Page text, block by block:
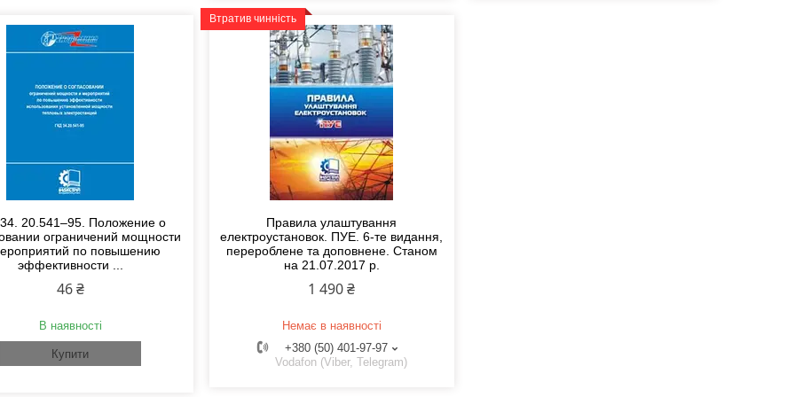
20.541–95. Положение о
ограничений мощности
по повышению
эффективности ...
46 ₴
В наявності
Купити
Втратив чинність
Правила улаштування
електроустановок. ПУЕ. 6-те видання,
перероблене та доповнене. Станом
на 21.07.2017 р.
1 490 ₴
Немає в наявності
+380 (50) 401-97-97
Vodafon (Viber, Telegram)